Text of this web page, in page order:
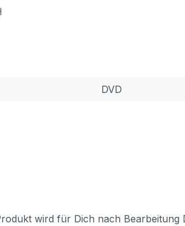
DVD
wird für Dich nach